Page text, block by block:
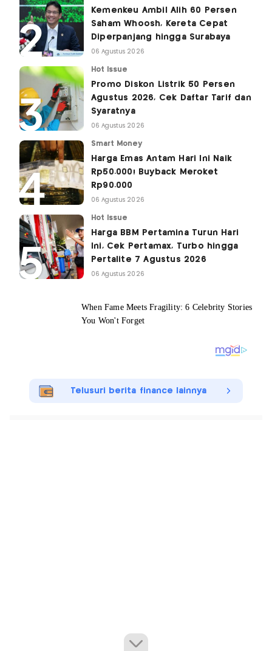
Kemenkeu Ambil Alih 60 Persen
Saham Whoosh, Kereta Cepat
Diperpanjang hingga Surabaya
06 Agustus 2026
Hot Issue
Promo Diskon Listrik 50 Persen
Agustus 2026, Cek Daftar Tarif dan
Syaratnya
06 Agustus 2026
Smart Money
Harga Emas Antam Hari Ini Naik
Rp50.000! Buyback Meroket
Rp90.000
06 Agustus 2026
Hot Issue
Harga BBM Pertamina Turun Hari
Ini, Cek Pertamax, Turbo hingga
Pertalite 7 Agustus 2026
06 Agustus 2026
Telusuri berita finance lainnya